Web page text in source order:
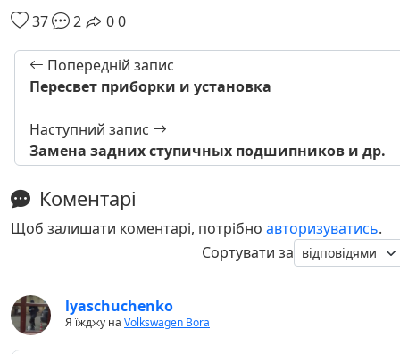
37
2 00
Попередній запис
Пересвет приборки и установка
Наступний запис
Замена задних ступичных подшипников и др.
Коментарі
Щоб залишати коментарі, потрібно авторизуватись.
Сортувати за
lyaschuchenko
Я їжджу на Volkswagen Bora